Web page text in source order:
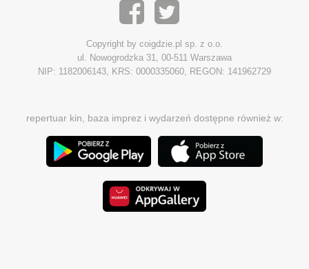
Copyright by coigdzie.pl sp. z o.o.
ul. Nowogrodzka 31, 00-511 Warszawa
NIP: 1182006143, KRS: 0000335060, REGON: 141962729
repertuar kin, baza imprez i wydarzeń dostępne również w: